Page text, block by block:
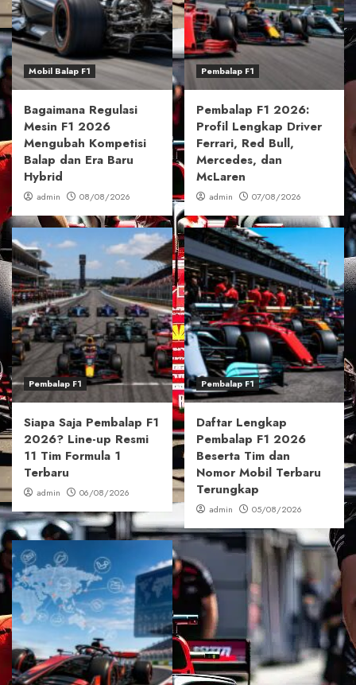
Mobil Balap F1
Bagaimana Regulasi
Mesin F1 2026
Mengubah Kompetisi
Balap dan Era Baru
Hybrid
admin 08/08/2026
Pembalap F1
Pembalap F1 2026:
Profil Lengkap Driver
Ferrari, Red Bull,
Mercedes, dan
McLaren
admin 07/08/2026
Pembalap F1
Siapa Saja Pembalap F1
2026? Line-up Resmi
11 Tim Formula 1
Terbaru
admin 06/08/2026
Pembalap F1
Daftar Lengkap
Pembalap F1 2026
Beserta Tim dan
Nomor Mobil Terbaru
Terungkap
admin 05/08/2026